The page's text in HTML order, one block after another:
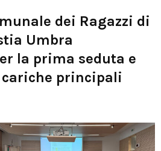
dei Ragazzi di
Umbra
la prima seduta e
principali